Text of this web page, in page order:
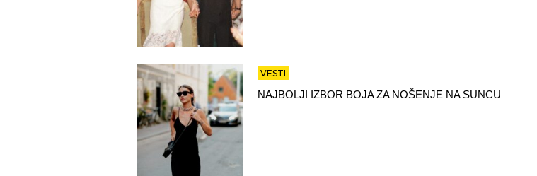
VESTI
NAJBOLJI IZBOR BOJA ZA NOŠENJE NA SUNCU